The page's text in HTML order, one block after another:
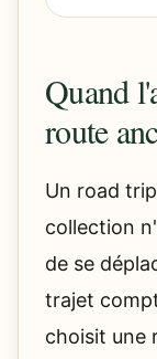
Quand
route
Un road
collection
de se
trajet
choisit une